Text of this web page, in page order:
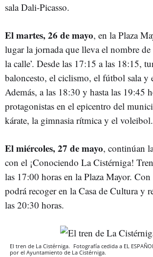
sala Dali-Picasso.
El martes, 26 de mayo, en la Plaza
lugar la jornada que lleva el nombre de
la calle’. Desde las 17:15 a las 18:15,
baloncesto, el ciclismo, el fútbol sala y
Además, a las 18:30 y hasta las 19:45
protagonistas en el epicentro del
kárate, la gimnasia rítmica y el voleibol.
El miércoles, 27 de mayo, continúan
con el ¡Conociendo La Cistérniga!
las 17:00 horas en la Plaza Mayor.
podrá recoger en la Casa de Cultura y
las 20:30 horas.
El tren de La Cistérniga. Fotografía cedida a EL
por el Ayuntamiento de La Cistérniga.